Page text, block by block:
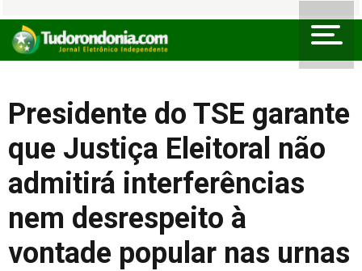
Presidente do TSE garante
que Justiça Eleitoral não
admitirá interferências
nem desrespeito à
vontade popular nas urnas